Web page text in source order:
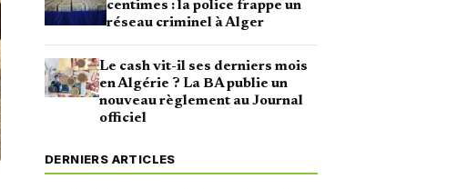
centimes : la police frappe un
réseau criminel à Alger
Le cash vit-il ses derniers mois
en Algérie ? La BA publie un
nouveau règlement au Journal
officiel
DERNIERS ARTICLES